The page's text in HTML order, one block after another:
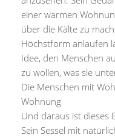
einer warmen
über die Kälte zu
Höchstform anlaufen
Idee, den Menschen
zu wollen, was sie
Die Menschen mit
Wohnung
Und daraus ist dieses
Sein Sessel mit